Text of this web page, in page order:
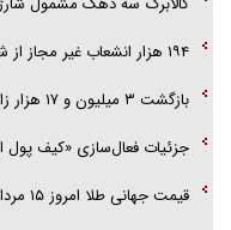
۱۹۴ هزار انشعاب غیر مجاز از شبکه برق جمع‌آوری شد
بازگشت ۳ میلیون و ۱۷ هزار زائر اربعین به کشور
جزئیات فعال‌سازی «کیف پول
قیمت جهانی طلا امروز ۱۵ مرداد؛ هر اونس به ۴۲۶۵ دلار و ۲۲ سنت رسید